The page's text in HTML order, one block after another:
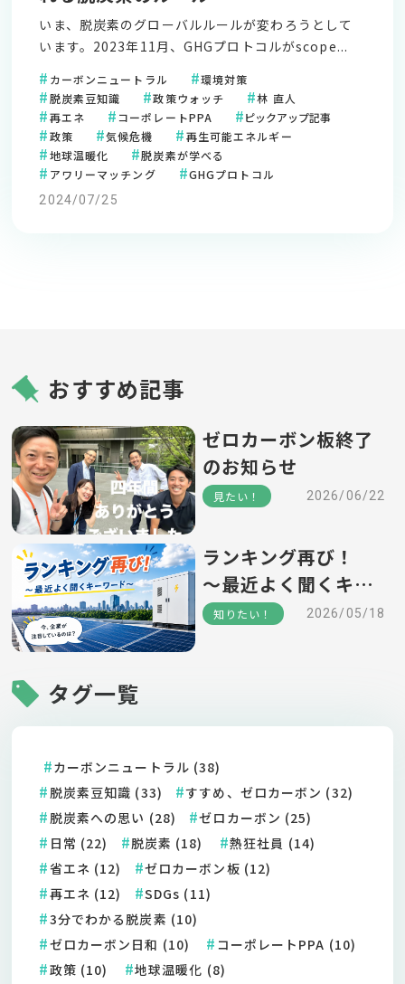
いま、脱炭素のグローバルルールが変わろうとして
います。2023年11月、GHGプロトコルがscope...
カーボンニュートラル
環境対策
脱炭素豆知識
政策ウォッチ
林 直人
再エネ
コーポレートPPA
ピックアップ記事
政策
気候危機
再生可能エネルギー
地球温暖化
脱炭素が学べる
アワリーマッチング
GHGプロトコル
2024/07/25
おすすめ記事
ゼロカーボン板終了
のお知らせ
見たい！ 2026/06/22
ランキング再び！
～最近よく聞くキー
ワード～
知りたい！ 2026/05/18
タグ一覧
カーボンニュートラル (38)
脱炭素豆知識 (33)
すすめ、ゼロカーボン (32)
脱炭素への思い (28)
ゼロカーボン (25)
日常 (22)
脱炭素 (18)
熱狂社員 (14)
省エネ (12)
ゼロカーボン板 (12)
再エネ (12)
SDGs (11)
3分でわかる脱炭素 (10)
ゼロカーボン日和 (10)
コーポレートPPA (10)
政策 (10)
地球温暖化 (8)